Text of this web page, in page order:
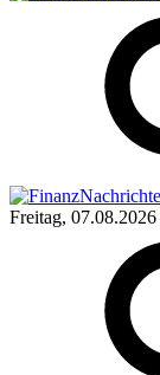
Freitag, 07.08.2026